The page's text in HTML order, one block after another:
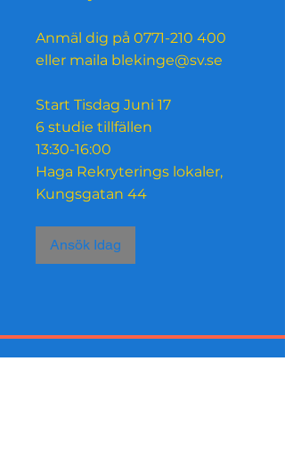
Anmäl dig på 0771-210 400
eller maila blekinge@sv.se
Start Tisdag Juni 17
6 studie tillfällen
13:30-16:00
Haga Rekryterings lokaler,
Ansök Idag